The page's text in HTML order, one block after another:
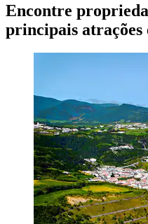
Encontre
principais atrações